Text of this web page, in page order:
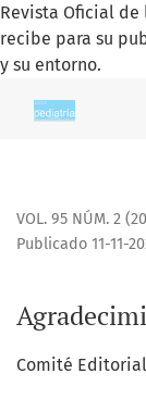
Revista Oficial de
recibe para su
y su entorno.
VOL. 95 NÚM. 2
Publicado 11-11-
Comité Editorial